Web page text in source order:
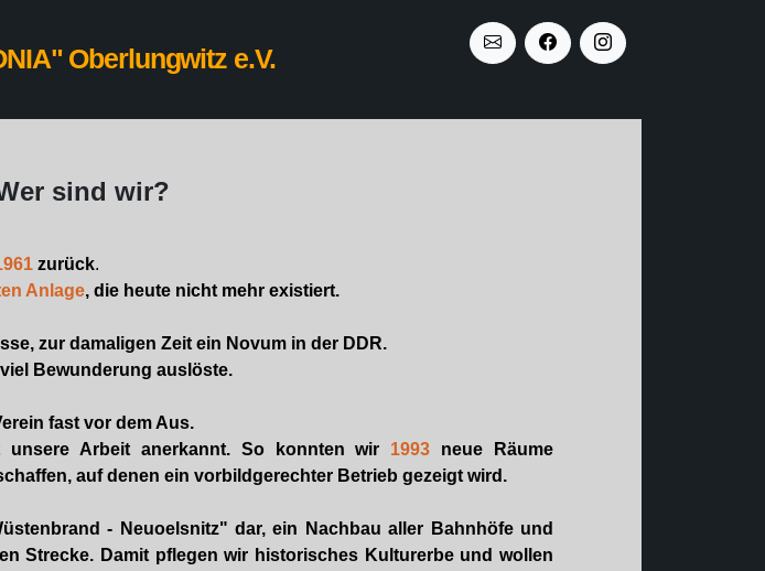
Oberlungwitz e.V.
sind wir?
zurück.
Anlage, die heute nicht mehr existiert.
zur damaligen Zeit ein Novum in der DDR.
Bewunderung auslöste.
fast vor dem Aus.
unsere Arbeit anerkannt. So konnten wir 1993 neue Räume
auf denen ein vorbildgerechter Betrieb gezeigt wird.
- Neuoelsnitz" dar, ein Nachbau aller Bahnhöfe und
Strecke. Damit pflegen wir historisches Kulturerbe und wollen